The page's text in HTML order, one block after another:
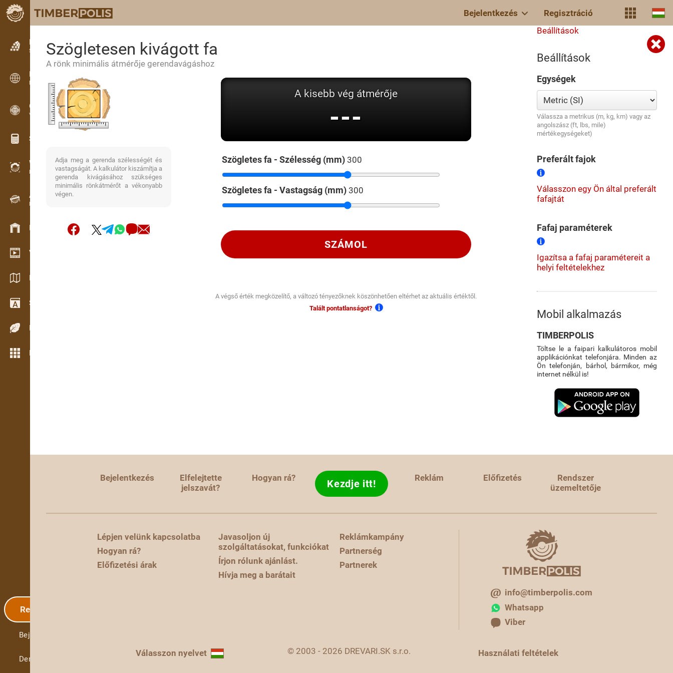
Bejelentkezés Regisztráció
Hirdetések
Szöveges hirdetések
Hirdetések
Nemzetközi hirdetések
OPTI-TIMB
Vágásképek
Számológép famunkákhoz
WoodProfi
Fa térfogata MI-vel
Adatgyűjtő
Faanyag-nyilvántartás terepen
Készlet kezelés
Video bemutatóterem
Katalógusok / Prospektusok
Szótár
Fafajok
Még több funkció
Regisztráció
Bejelentkezés
Demó
Szögletesen kivágott fa
A rönk minimális átmérője gerendavágáshoz
Adja meg a gerenda szélességét és
vastagságát. A kalkulátor kiszámítja a
gerenda kivágásához szükséges
minimális rönkátmérőt a vékonyabb
végen.
A kisebb vég átmérője
---
Szögletes fa - Szélesség (mm)
Szögletes fa - Vastagság (mm)
SZÁMOL
A végső érték megközelítő, a változó tényezőknek köszönhetően eltérhet az aktuális értéktől.
Talált pontatlanságot?
Beállítások
Beállítások
Egységek
Válassza a metrikus (m, kg, km) vagy az
angolszász (ft, lbs, mile)
mértékegységeket)
Preferált fajok
Válasszon egy Ön által preferált
fafajtát
Fafaj paraméterek
Igazítsa a fafaj paramétereit a
helyi feltételekhez
Mobil alkalmazás
TIMBERPOLIS
Töltse le a faipari kalkulátoros mobil
applikációnkat telefonjára. Minden az
Ön telefonján, bárhol, bármikor, még
internet nélkül is!
Bejelentkezés
Elfelejtette
jelszavát?
Hogyan rá? Kezdje itt! Reklám Előfizetés
Rendszer
üzemeltetője
Lépjen velünk kapcsolatba
Hogyan rá?
Előfizetési árak
Javasoljon új
szolgáltatásokat, funkciókat
Írjon rólunk ajánlást.
Hívja meg a barátait
Reklámkampány
Partnerség
Partnerek
info@timberpolis.com
Whatsapp
Viber
Válasszon nyelvet © 2003 - 2026 DREVARI.SK s.r.o. Használati feltételek